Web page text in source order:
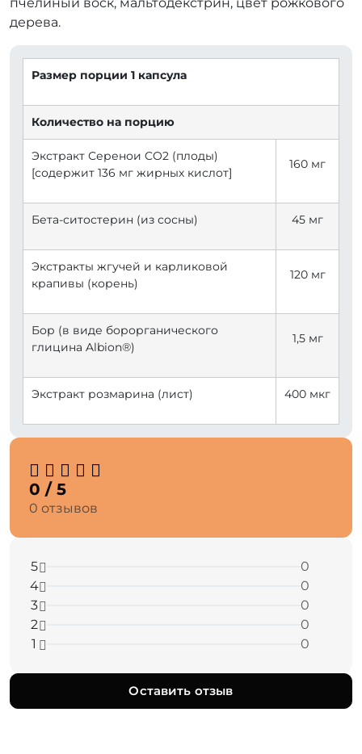
дерева.
Размер порции 1 капсула
Количество на порцию
Экстракт Серенои CO2 (плоды)
[содержит 136 мг жирных кислот]
160 мг
Бета-ситостерин (из сосны) 45 мг
Экстракты жгучей и карликовой
крапивы (корень)
120 мг
Бор (в виде борорганического
глицина Albion®)
1,5 мг
Экстракт розмарина (лист) 400 мкг
0 / 5
0 отзывов
5
0
4
0
3
0
2
0
1
0
Оставить отзыв